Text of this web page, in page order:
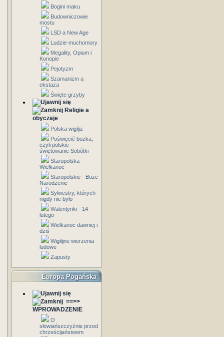
Bogini maku
Budowniczowie
mostu
LSD a New Age
Ludzie-muchomory
Megality, Opium i
Konopie
Pejotyzm
Szamanizm a
ekstaza
Święte grzyby
Religie a
obyczaje
Polska wigilja
Poświęcić bożka,
czyli polskie
świętowanie Sobótki
Staropolska
Wielkanoc
Staropolskie - Boże
Narodzenie
Sylwestry, których
nigdy nie było
Walentynki - 14
lutego
Wielkanoc dawniej i
dziś
Wigilijne wierzenia
ludowe
Zapusty
Europa Pogańska
==>>
WPROWADZENIE
O
słowiańszczyźnie przed
chrześcijaństwem